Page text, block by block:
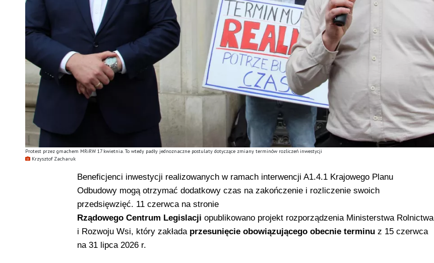
Protest przez gmachem MRiRW 17 kwietnia. To wtedy padły jednoznaczne postulaty dotyczące zmiany terminów rozliczeń inwestycji
Krzysztof Zacharuk
Beneficjenci inwestycji realizowanych w ramach interwencji A1.4.1 Krajowego Planu
Odbudowy mogą otrzymać dodatkowy czas na zakończenie i rozliczenie swoich
przedsięwzięć. 11 czerwca na stronie
Rządowego Centrum Legislacji opublikowano projekt rozporządzenia Ministerstwa Rolnictwa
i Rozwoju Wsi, który zakłada przesunięcie obowiązującego obecnie terminuz 15 czerwca
na 31 lipca 2026 r.